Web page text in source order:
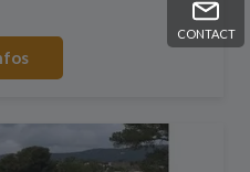
CONTACT